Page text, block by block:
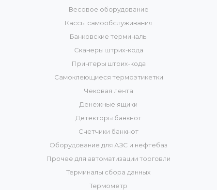
Весовое оборудование
Кассы самообслуживания
Банковские терминалы
Сканеры штрих-кода
Принтеры штрих-кода
Самоклеющиеся термоэтикетки
Чековая лента
Денежные ящики
Детекторы банкнот
Счетчики банкнот
Оборудование для АЗС и нефтебаз
Прочее для автоматизации торговли
Терминалы сбора данных
Термометр